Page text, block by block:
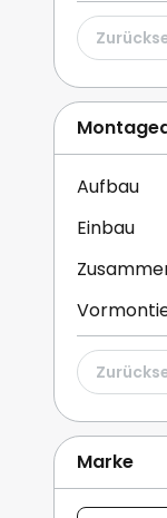
Aufbau
Einbau
Marke